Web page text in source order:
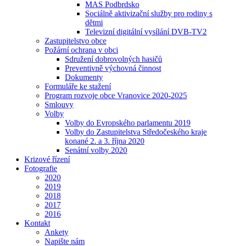
MAS Podbrdsko
Sociálně aktivizační služby pro rodiny s
dětmi
Televizní digitální vysílání DVB-TV2
Zastupitelstvo obce
Požární ochrana v obci
Sdružení dobrovolných hasičů
Preventivně výchovná činnost
Dokumenty
Formuláře ke stažení
Program rozvoje obce Vranovice 2020-2025
Smlouvy
Volby
Volby do Evropského parlamentu 2019
Volby do Zastupitelstva Středočeského kraje
konané 2. a 3. října 2020
Senátní volby 2020
Krizové řízení
Fotografie
2020
2019
2018
2017
2016
Kontakt
Ankety
Napište nám